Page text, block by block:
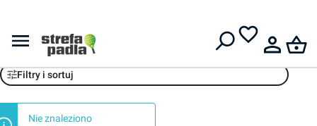
Odzież męska
Filtry i sortuj
Nie znaleziono